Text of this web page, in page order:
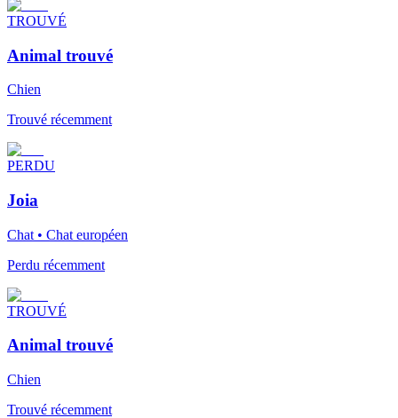
TROUVÉ
Animal trouvé
Chien
Trouvé récemment
PERDU
Joia
Chat • Chat européen
Perdu récemment
TROUVÉ
Animal trouvé
Chien
Trouvé récemment